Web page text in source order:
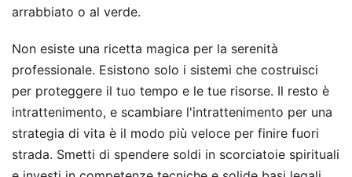
arrabbiato o al verde.
Non esiste una ricetta magica per la serenità
professionale. Esistono solo i sistemi che costruisci
per proteggere il tuo tempo e le tue risorse. Il resto è
intrattenimento, e scambiare l'intrattenimento per una
strategia di vita è il modo più veloce per finire fuori
strada. Smetti di spendere soldi in scorciatoie spirituali